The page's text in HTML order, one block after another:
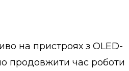
на пристроях з OLED-
продовжити час роботи